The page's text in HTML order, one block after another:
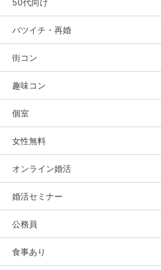
バツイチ・再婚
街コン
趣味コン
個室
女性無料
オンライン婚活
婚活セミナー
公務員
食事あり